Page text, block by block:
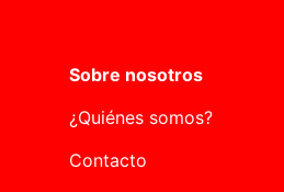
Sobre nosotros
¿Quiénes somos?
Contacto